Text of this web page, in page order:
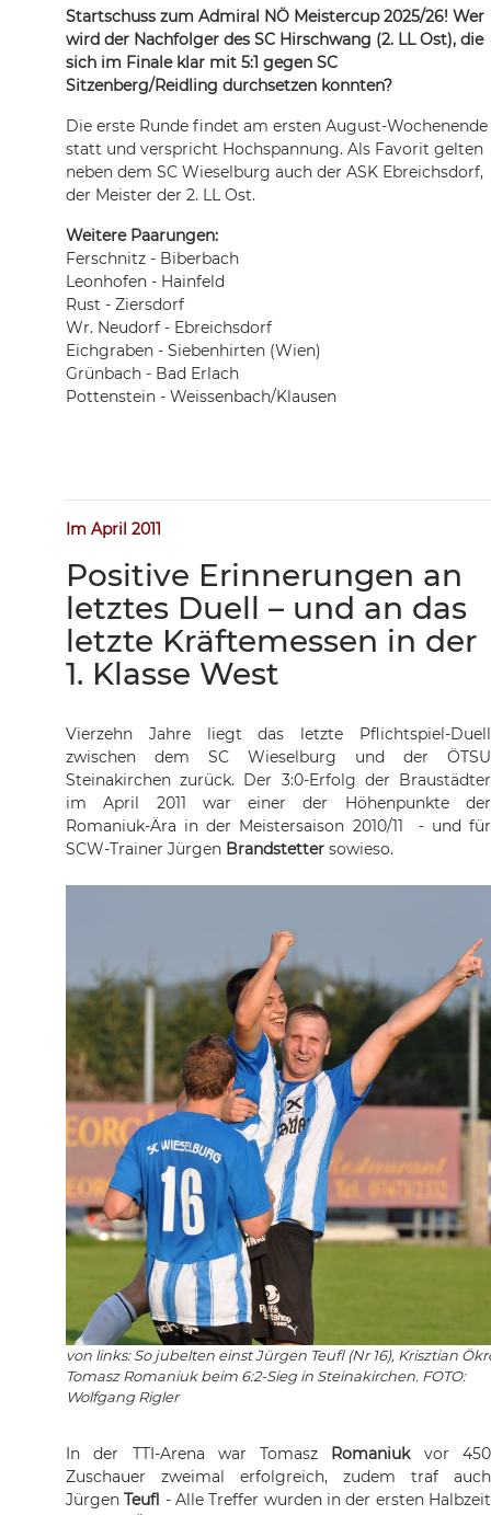
Startschuss zum Admiral NÖ Meistercup 2025/26! Wer
wird der Nachfolger des SC Hirschwang (2. LL Ost), die
sich im Finale klar mit 5:1 gegen SC
Sitzenberg/Reidling durchsetzen konnten?
Die erste Runde findet am ersten August-Wochenende
statt und verspricht Hochspannung. Als Favorit gelten
neben dem SC Wieselburg auch der ASK Ebreichsdorf,
der Meister der 2. LL Ost.
Weitere Paarungen:
Ferschnitz - Biberbach
Leonhofen - Hainfeld
Rust - Ziersdorf
Wr. Neudorf - Ebreichsdorf
Eichgraben - Siebenhirten (Wien)
Grünbach - Bad Erlach
Pottenstein - Weissenbach/Klausen
Im April 2011
Positive Erinnerungen an
letztes Duell – und an das
letzte Kräftemessen in der
1. Klasse West
Vierzehn Jahre liegt das letzte Pflichtspiel-Duell
zwischen dem SC Wieselburg und der ÖTSU
Steinakirchen zurück. Der 3:0-Erfolg der Braustädter
im April 2011 war einer der Höhenpunkte der
Romaniuk-Ära in der Meistersaison 2010/11 - und für
SCW-Trainer Jürgen Brandstetter sowieso.
von links: So jubelten einst Jürgen Teufl (Nr 16), Krisztian
Tomasz Romaniuk beim 6:2-Sieg in Steinakirchen. FOTO:
Wolfgang Rigler
In der TTI-Arena war Tomasz Romaniukvor 450
Zuschauer zweimal erfolgreich, zudem traf auch
JürgenTeufl - Alle Treffer wurden in der ersten Halbzeit